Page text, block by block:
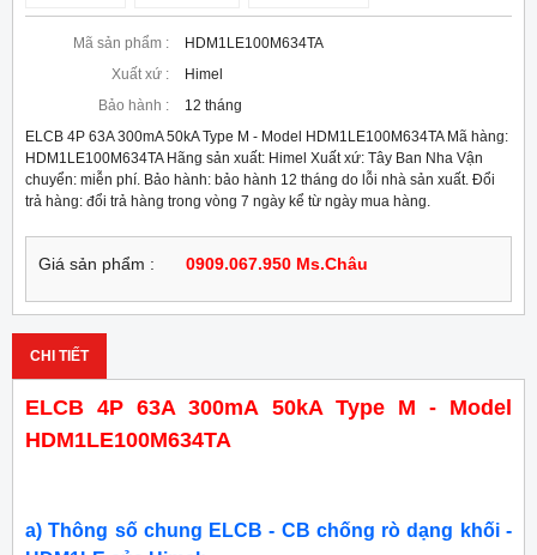
Mã sản phẩm :
HDM1LE100M634TA
Xuất xứ :
Himel
Bảo hành :
12 tháng
ELCB 4P 63A 300mA 50kA Type M - Model HDM1LE100M634TA Mã hàng:
HDM1LE100M634TA Hãng sản xuất: Himel Xuất xứ: Tây Ban Nha Vận
chuyển: miễn phí. Bảo hành: bảo hành 12 tháng do lỗi nhà sản xuất. Đổi
trả hàng: đổi trả hàng trong vòng 7 ngày kể từ ngày mua hàng.
Giá sản phẩm : 0909.067.950 Ms.Châu
CHI TIẾT
ELCB 4P 63A 300mA 50kA Type M - Model
HDM1LE100M634TA
a) Thông số chung ELCB - CB chống rò dạng khối -